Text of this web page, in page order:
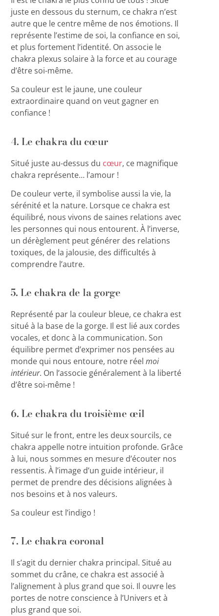
juste en dessous du sternum, ce chakra n’est
autre que le centre même de nos émotions. Il
représente l’estime de soi, la confiance en soi,
et plus fortement l’identité. On associe le
chakra plexus solaire à la force et au courage
d’être soi-même.
Sa couleur est le jaune, une couleur
extraordinaire quand on veut gagner en
confiance !
4. Le chakra du cœur
Situé juste au-dessus du cœur, ce magnifique
chakra représente… l’amour !
De couleur verte, il symbolise aussi la vie, la
sérénité et la nature. Lorsque ce chakra est
équilibré, nous vivons de saines relations avec
les personnes qui nous entourent. À l’inverse,
un dérèglement peut générer des relations
toxiques, de la jalousie, des difficultés à
comprendre l’autre.
5. Le chakra de la gorge
Représenté par la couleur bleue, ce chakra est
situé à la base de la gorge. Il est lié aux cordes
vocales, et donc à la communication. Son
équilibre permet d’exprimer nos pensées au
monde qui nous entoure, notre réelmoi
intérieur. On l’associe généralement à la liberté
d’être soi-même !
6. Le chakra du troisième œil
Situé sur le front, entre les deux sourcils, ce
chakra appelle notre intuition profonde. Grâce
à lui, nous sommes en mesure d’écouter nos
ressentis. À l’image d’un guide intérieur, il
permet de prendre des décisions alignées à
nos besoins et à nos valeurs.
Sa couleur est l’indigo !
7. Le chakra coronal
Il s’agit du dernier chakra principal. Situé au
sommet du crâne, ce chakra est associé à
l’alignement à plus grand que soi. Il ouvre les
portes de notre conscience à l’Univers et à
plus grand que soi.